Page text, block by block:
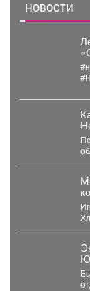
НОВОСТИ